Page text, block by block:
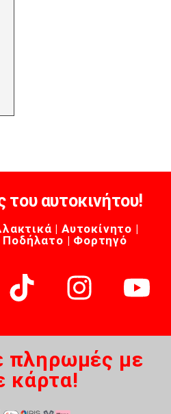
αυτοκινήτου!
| Αυτοκίνητο |
| Φορτηγό
πληρωμές με
κάρτα!